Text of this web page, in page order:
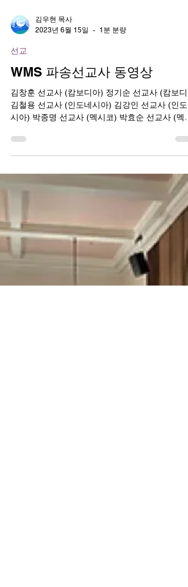
김우현 목사
2023년 6월 15일
1분 분량
선교
WMS 파송선교사 동영상
김창훈 선교사 (캄보디아) 정기순 선교사 (캄보디
코) 양크리스토퍼 선교사 (태국) 윤경도 선교사 (태
국) 권은경 선교사 (태국) 허승호...